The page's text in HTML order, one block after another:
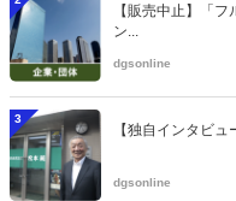
【販売中止】「
ン...
dgsonline
3
【独自インタビ
dgsonline